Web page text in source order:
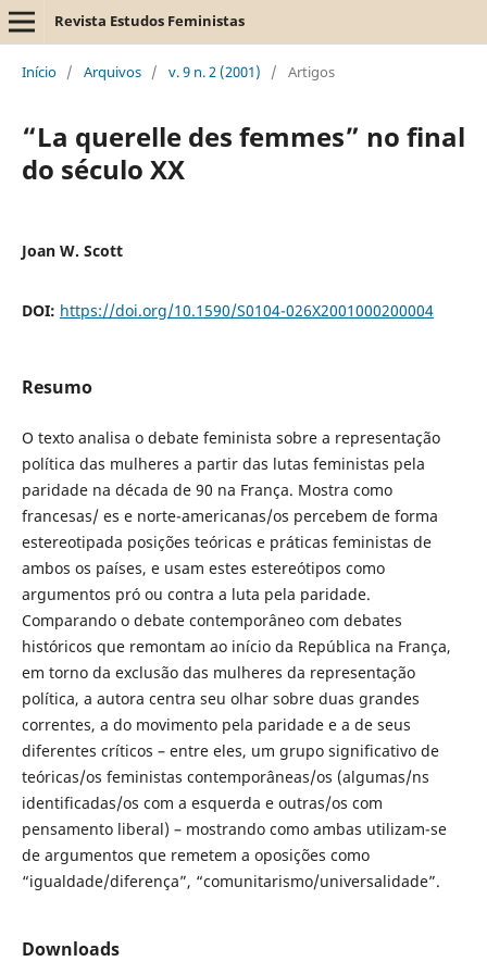
Revista Estudos Feministas
Início / Arquivos / v. 9 n. 2 (2001) / Artigos
“La querelle des femmes” no final
do século XX
Joan W. Scott
DOI: https://doi.org/10.1590/S0104-026X2001000200004
Resumo
O texto analisa o debate feminista sobre a representação
política das mulheres a partir das lutas feministas pela
paridade na década de 90 na França. Mostra como
francesas/ es e norte-americanas/os percebem de forma
estereotipada posições teóricas e práticas feministas de
ambos os países, e usam estes estereótipos como
argumentos pró ou contra a luta pela paridade.
Comparando o debate contemporâneo com debates
históricos que remontam ao início da República na França,
em torno da exclusão das mulheres da representação
política, a autora centra seu olhar sobre duas grandes
correntes, a do movimento pela paridade e a de seus
diferentes críticos – entre eles, um grupo significativo de
teóricas/os feministas contemporâneas/os (algumas/ns
identificadas/os com a esquerda e outras/os com
pensamento liberal) – mostrando como ambas utilizam-se
de argumentos que remetem a oposições como
“igualdade/diferença”, “comunitarismo/universalidade”.
Downloads